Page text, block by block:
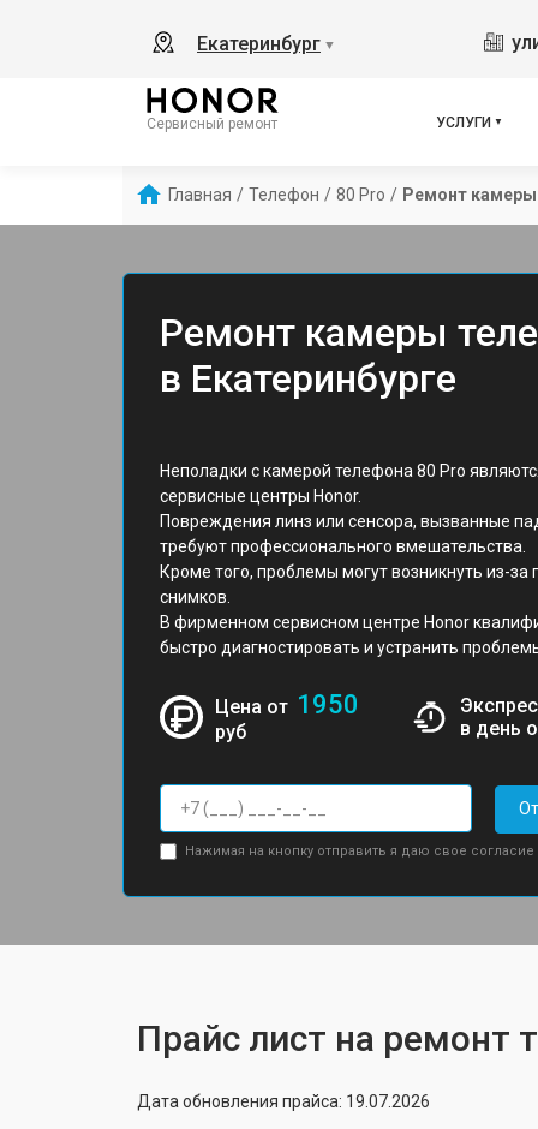
Екатеринбург ▼
Сервисный ремонт УСЛУГИ
Главная / Телефон / 80 Pro / Ремонт камеры
Ремонт камеры
в Екатеринбурге
Неполадки с камерой телефона 80 Pro
сервисные центры Honor.
Повреждения линз или сенсора, вызванные
требуют профессионального вмешательства.
Кроме того, проблемы могут возникнуть из-
снимков.
В фирменном сервисном центре Honor
быстро диагностировать и устранить
Цена от 1950
руб
в день
Нажимая на кнопку отправить я даю свое согласие
Прайс лист на ремонт
Дата обновления прайса: 19.07.2026